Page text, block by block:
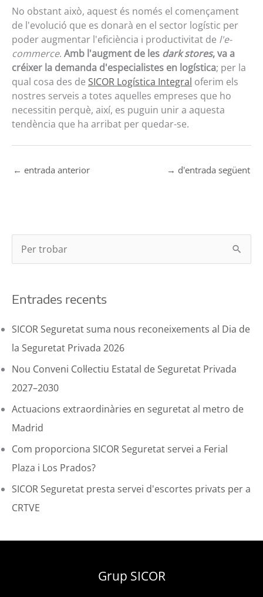
No obstant això, aquest és només el començament
de l'evolució que es donarà en el sector logístic per
poder augmentar l'eficiència i productivitat de l'e-
commerce. Amb l'augment de les dark stores, va a
créixer la demanda d'especialistes en logística; per la
qual cosa des de SICOR Logística Integral oferim els
nostres serveis a totes aquelles empreses que ho
necessitin perquè, així, es puguin unir a aquesta
tendència que ha arribat per quedar-se.
← entrada anterior → d'entrada següent
e
c
r
:
Entrades recents
SICOR Seguretat suma nous reconeixements al Dia de
la Seguretat Privada 2026
Nou Conveni Col·lectiu Estatal de Seguretat Privada
2027–2030
Actuacions extraordinàries en seguretat al metro de
Madrid
Com proporciona SICOR Seguretat servei a Ferial
Plaza i Los Prados?
SICOR Seguretat presta servei d'escortes privats per a
CRTVE
Grup SICOR